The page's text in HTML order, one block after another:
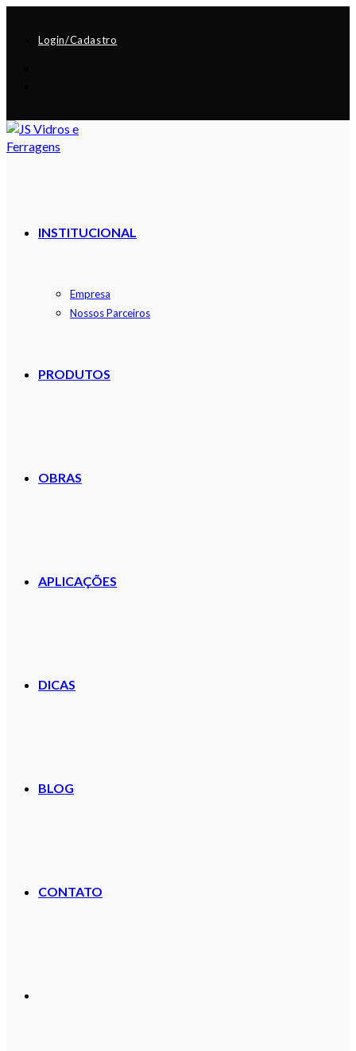
Login/Cadastro
INSTITUCIONAL
Empresa
Nossos Parceiros
PRODUTOS
OBRAS
APLICAÇÕES
DICAS
BLOG
CONTATO